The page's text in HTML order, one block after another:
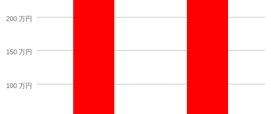
100 万円
150 万円
200 万円